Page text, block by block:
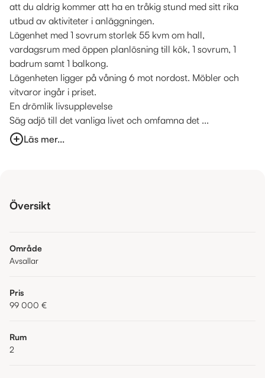
att du aldrig kommer att ha en tråkig stund med sitt rika
utbud av aktiviteter i anläggningen.
Lägenhet med 1 sovrum storlek 55 kvm om hall,
vardagsrum med öppen planlösning till kök, 1 sovrum, 1
badrum samt 1 balkong.
Lägenheten ligger på våning 6 mot nordost. Möbler och
vitvaror ingår i priset.
En drömlik livsupplevelse
Säg adjö till det vanliga livet och omfamna det ...
Läs mer...
Översikt
Område
Avsallar
Pris
99 000 €
Rum
2